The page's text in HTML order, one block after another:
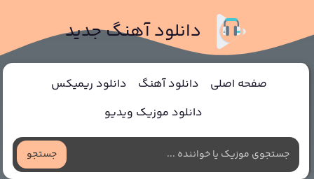
دانلود آهنگ جدید
صفحه اصلی دانلود آهنگ
دانلود ریمیکس
دانلود موزیک ویدیو
جستجو